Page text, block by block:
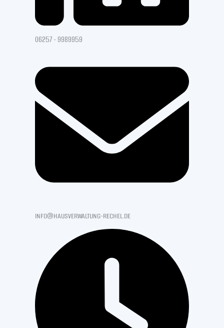
06257 - 9989959
info@hausverwaltung-rechel.de